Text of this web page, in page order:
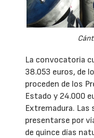
La convocatoria
38.053 euros, de
proceden de los
Estado y 24.000
Extremadura. Las
presentarse por
de quince días